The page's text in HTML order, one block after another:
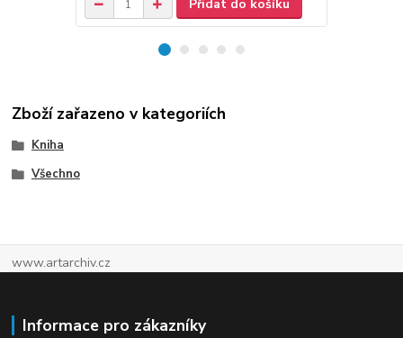
Přidat do košíku
Zboží zařazeno v kategoriích
Kniha
Všechno
www.artarchiv.cz
Informace pro zákazníky